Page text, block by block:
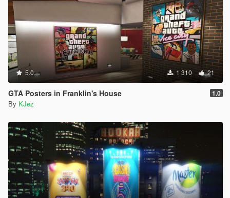
5.0 1 310 21
GTA Posters in Franklin's House 1.0
By KJez